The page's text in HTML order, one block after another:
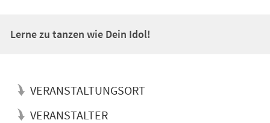
Lerne zu tanzen wie Dein Idol!
VERANSTALTUNGSORT
VERANSTALTER